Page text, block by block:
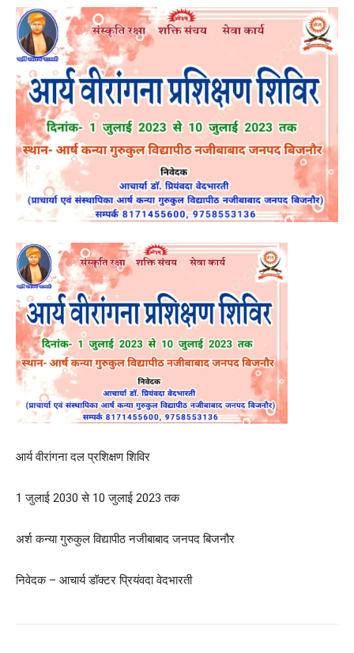
आर्य वीरांगना दल प्रशिक्षण शिविर
1 जुलाई 2030 से 10 जुलाई 2023 तक
अर्श कन्या गुरुकुल विद्यापीठ नजीबाबाद जनपद बिजनौर
निवेदक – आचार्य डॉक्टर प्रियंवदा वेदभारती